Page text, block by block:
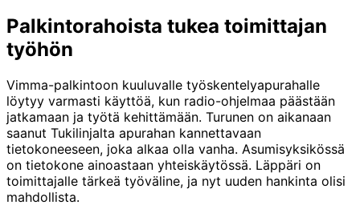
Palkintorahoista tukea toimittajan
työhön
Vimma-palkintoon kuuluvalle työskentelyapurahalle
löytyy varmasti käyttöä, kun radio-ohjelmaa päästään
jatkamaan ja työtä kehittämään. Turunen on aikanaan
saanut Tukilinjalta apurahan kannettavaan
tietokoneeseen, joka alkaa olla vanha. Asumisyksikössä
on tietokone ainoastaan yhteiskäytössä. Läppäri on
toimittajalle tärkeä työväline, ja nyt uuden hankinta olisi
mahdollista.